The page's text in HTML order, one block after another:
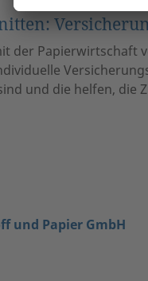
der
und die helfen,
und Papier GmbH